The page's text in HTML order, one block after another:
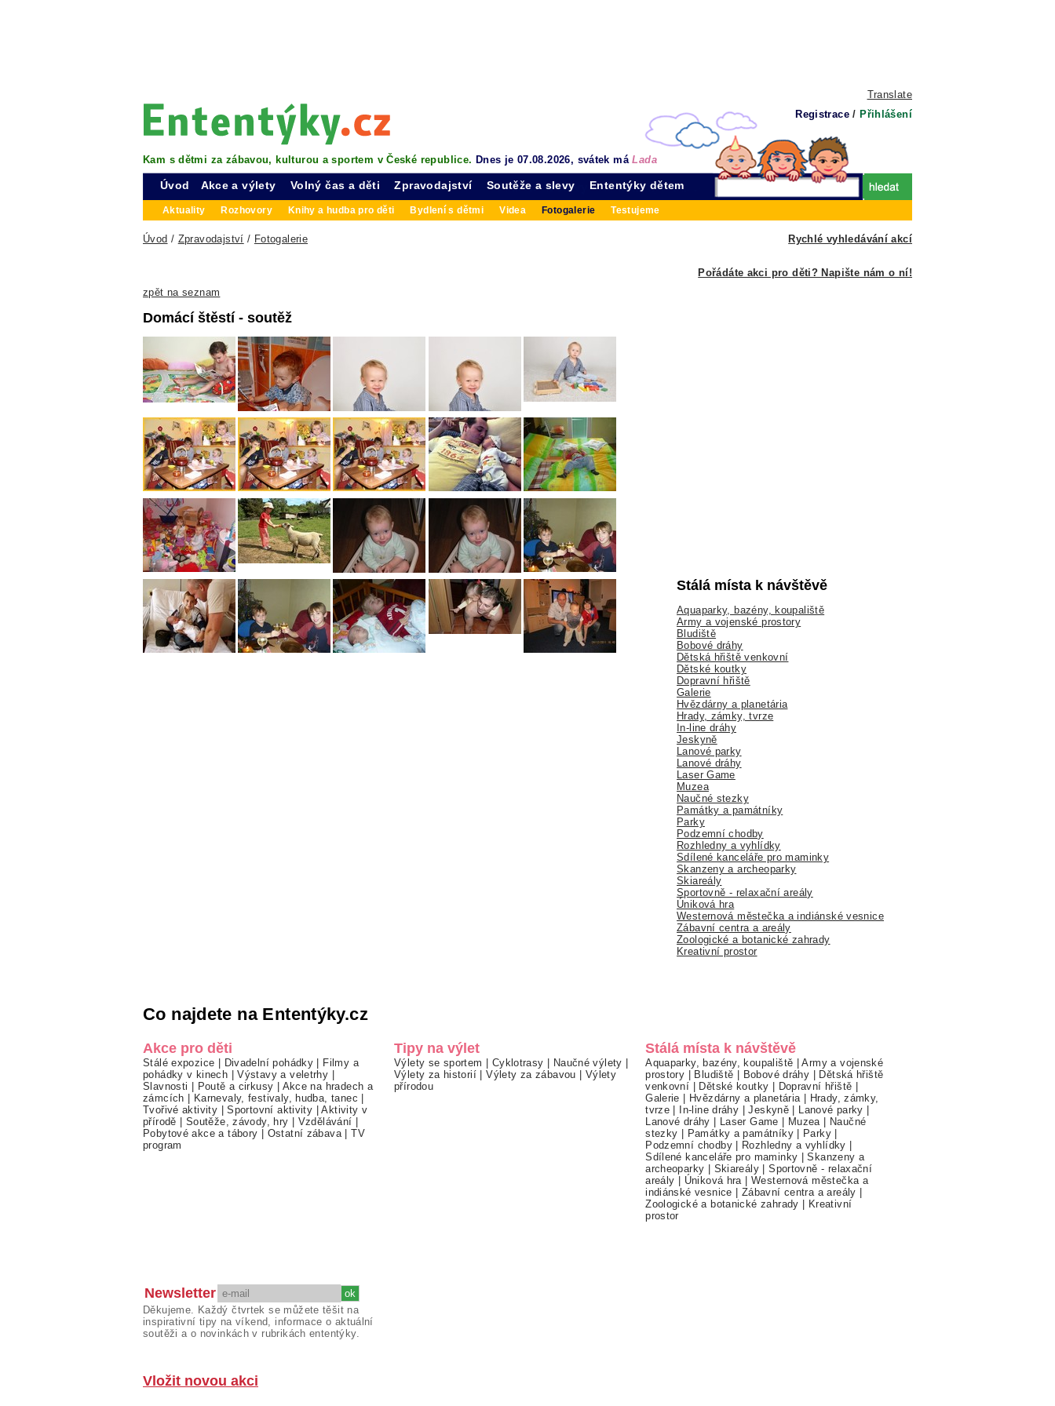
Translate
Registrace / Přihlášení
Kam s dětmi za zábavou, kulturou a sportem v České republice. Dnes je 07.08.2026, svátek máLada
Úvod Akce a výlety Volný čas a děti Zpravodajství
Aktuality Rozhovory Knihy a hudba pro děti Bydlení s dětmi Videa Fotogalerie Testujeme
Soutěže a slevy Ententýky dětem
Rychlé vyhledávání akcí
Úvod / Zpravodajství / Fotogalerie
Pořádáte akci pro děti? Napište nám o ní!
zpět na seznam
Domácí štěstí - soutěž
Stálá místa k návštěvě
Aquaparky, bazény, koupaliště
Army a vojenské prostory
Bludiště
Bobové dráhy
Dětská hřiště venkovní
Dětské koutky
Dopravní hřiště
Galerie
Hvězdárny a planetária
Hrady, zámky, tvrze
In-line dráhy
Jeskyně
Lanové parky
Lanové dráhy
Laser Game
Muzea
Naučné stezky
Památky a památníky
Parky
Podzemní chodby
Rozhledny a vyhlídky
Sdílené kanceláře pro maminky
Skanzeny a archeoparky
Skiareály
Sportovně - relaxační areály
Úniková hra
Westernová městečka a indiánské vesnice
Zábavní centra a areály
Zoologické a botanické zahrady
Kreativní prostor
Co najdete na Ententýky.cz
Akce pro děti
Stálé expozice | Divadelní pohádky | Filmy a
pohádky v kinech |Výstavy a veletrhy |
Slavnosti | Poutě a cirkusy | Akce na hradech a
zámcích | Karnevaly, festivaly, hudba, tanec |
Tvořivé aktivity |Sportovní aktivity |Aktivity v
přírodě | Soutěže, závody, hry | Vzdělávání |
Pobytové akce a tábory | Ostatní zábava |TV
program
Tipy na výlet
Výlety se sportem | Cyklotrasy | Naučné výlety |
Výlety za historií |Výlety za zábavou | Výlety
přírodou
Stálá místa k návštěvě
Aquaparky, bazény, koupaliště |Army a vojenské
prostory | Bludiště | Bobové dráhy | Dětská hřiště
venkovní | Dětské koutky | Dopravní hřiště |
Galerie | Hvězdárny a planetária | Hrady, zámky,
tvrze | In-line dráhy |Jeskyně | Lanové parky |
Lanové dráhy | Laser Game | Muzea | Naučné
stezky | Památky a památníky| Parky |
Podzemní chodby| Rozhledny a vyhlídky |
Sdílené kanceláře pro maminky |Skanzeny a
archeoparky | Skiareály |Sportovně - relaxační
areály | Úniková hra |Westernová městečka a
indiánské vesnice | Zábavní centra a areály |
Zoologické a botanické zahrady | Kreativní
prostor
Newsletter
Děkujeme. Každý čtvrtek se můžete těšit na
inspirativní tipy na víkend, informace o aktuální
soutěži a o novinkách v rubrikách ententýky.
Vložit novou akci